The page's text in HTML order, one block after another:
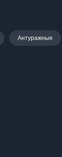
Антуражные